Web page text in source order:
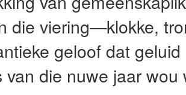
die viering—klokke,
geloof dat
van die nuwe jaar